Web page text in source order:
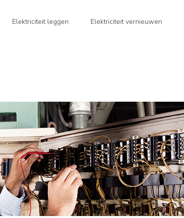
Elektriciteit leggen Elektriciteit vernieuwen